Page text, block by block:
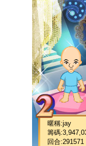
暱稱:jay
籌碼
回合:291571